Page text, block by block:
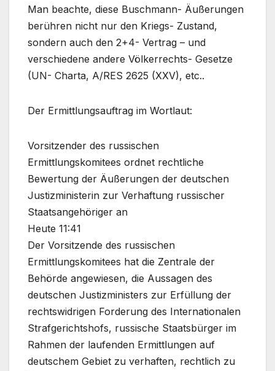
Man beachte, diese Buschmann- Äußerungen
berühren nicht nur den Kriegs- Zustand,
sondern auch den 2+4- Vertrag – und
verschiedene andere Völkerrechts- Gesetze
(UN- Charta, A/RES 2625 (XXV), etc..
Der Ermittlungsauftrag im Wortlaut:
Vorsitzender des russischen
Ermittlungskomitees ordnet rechtliche
Bewertung der Äußerungen der deutschen
Justizministerin zur Verhaftung russischer
Staatsangehöriger an
Heute 11:41
Der Vorsitzende des russischen
Ermittlungskomitees hat die Zentrale der
Behörde angewiesen, die Aussagen des
deutschen Justizministers zur Erfüllung der
rechtswidrigen Forderung des Internationalen
Strafgerichtshofs, russische Staatsbürger im
Rahmen der laufenden Ermittlungen auf
deutschem Gebiet zu verhaften, rechtlich zu